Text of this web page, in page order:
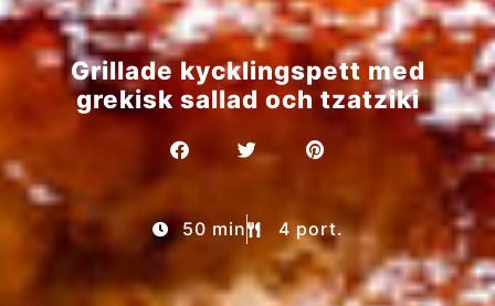
Grillade kycklingspett med
grekisk sallad och tzatziki
50 min 4 port.